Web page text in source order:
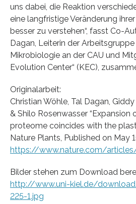
uns dabei, die Reaktion
eine langfristige Veränderung
besser zu verstehen“, fasst Co-
Dagan, Leiterin der
Mikrobiologie an der CAU und
Evolution Center“ (KEC),
Originalarbeit:
Christian Wöhle, Tal Dagan,
& Shilo Rosenwasser
proteome coincides with the
Nature Plants, Published on May
https://www.nature.com/
Bilder stehen zum Download
http://www.uni-kiel.de/
225-1.jpg